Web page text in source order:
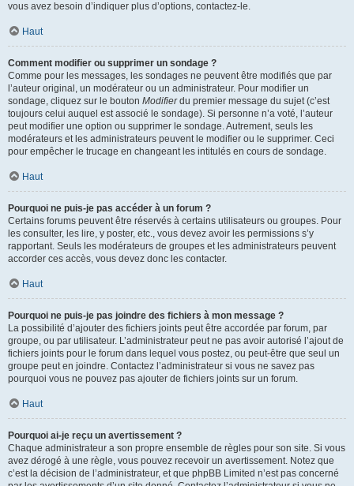
vous avez besoin d’indiquer plus d’options, contactez-le.
Haut
Comment modifier ou supprimer un sondage ?
Comme pour les messages, les sondages ne peuvent être modifiés que par
l’auteur original, un modérateur ou un administrateur. Pour modifier un
sondage, cliquez sur le bouton Modifierdu premier message du sujet (c’est
toujours celui auquel est associé le sondage). Si personne n’a voté, l’auteur
peut modifier une option ou supprimer le sondage. Autrement, seuls les
modérateurs et les administrateurs peuvent le modifier ou le supprimer. Ceci
pour empêcher le trucage en changeant les intitulés en cours de sondage.
Haut
Pourquoi ne puis-je pas accéder à un forum ?
Certains forums peuvent être réservés à certains utilisateurs ou groupes. Pour
les consulter, les lire, y poster, etc., vous devez avoir les permissions s’y
rapportant. Seuls les modérateurs de groupes et les administrateurs peuvent
accorder ces accès, vous devez donc les contacter.
Haut
Pourquoi ne puis-je pas joindre des fichiers à mon message ?
La possibilité d’ajouter des fichiers joints peut être accordée par forum, par
groupe, ou par utilisateur. L’administrateur peut ne pas avoir autorisé l’ajout de
fichiers joints pour le forum dans lequel vous postez, ou peut-être que seul un
groupe peut en joindre. Contactez l’administrateur si vous ne savez pas
pourquoi vous ne pouvez pas ajouter de fichiers joints sur un forum.
Haut
Pourquoi ai-je reçu un avertissement ?
Chaque administrateur a son propre ensemble de règles pour son site. Si vous
avez dérogé à une règle, vous pouvez recevoir un avertissement. Notez que
c’est la décision de l’administrateur, et que phpBB Limited n’est pas concerné